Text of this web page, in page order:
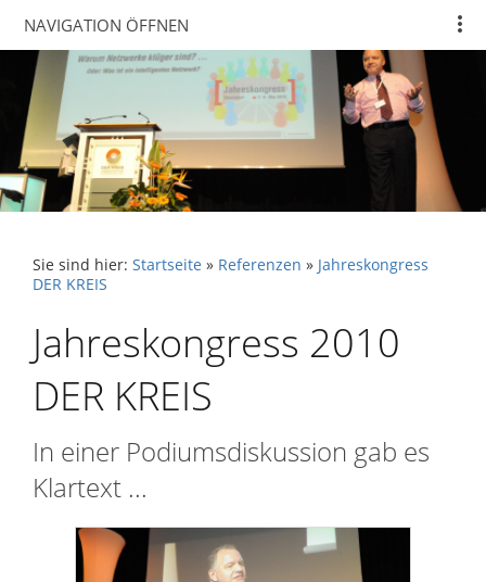
NAVIGATION ÖFFNEN
Sie sind hier: Startseite » Referenzen » Jahreskongress
DER KREIS
Jahreskongress 2010
DER KREIS
In einer Podiumsdiskussion gab es
Klartext ...